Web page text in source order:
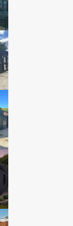
350cmx1200cm
2+1 TAŞINABİLİR
KONUT KONTEYNER
350cmx1200cm
2+1 TAŞINABİLİR